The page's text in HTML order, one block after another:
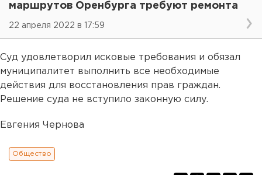
маршрутов Оренбурга требуют ремонта
22 апреля 2022 в 17:59
Суд удовлетворил исковые требования и обязал
муниципалитет выполнить все необходимые
действия для восстановления прав граждан.
Решение суда не вступило законную силу.
Евгения Чернова
Общество